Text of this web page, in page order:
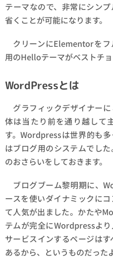
テーマなので、非常にシン
省くことが可能になります。
クリーンにElementorを
用のHelloテーマがベストチョ
WordPressとは
グラフィックデザイナー
体は当たり前を通り越して
す。Wordpressは世界的も
はブログ用のシステムでし
のおさらいをしておきます。
ブログブーム黎明期に、
ースを使いダイナミックに
て人気が出ました。かたや
テムが完全にWordpressよ
サービスインするページは
あるから、というものだった